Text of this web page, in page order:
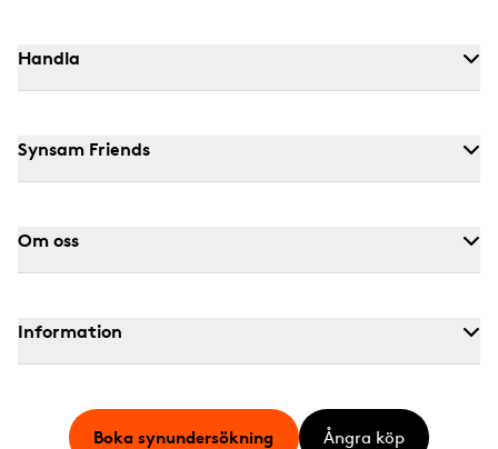
Handla
Synsam Friends
Om oss
Information
Boka synundersökning Ångra köp